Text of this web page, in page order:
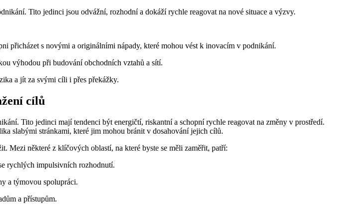
Tito jedinci jsou odvážní, rozhodní a dokáží rychle reagovat na nové situace a výzvy.
přicházet s novými a originálními nápady, které mohou vést k inovacím v podnikání.
výhodou při budování obchodních vztahů a sítí.
a jít za svými cíli i přes překážky.
cílů
Tito jedinci mají tendenci být energičtí, riskantní a schopní rychle reagovat na změny v prostředí.
slabými stránkami, které jim mohou bránit v dosahování jejich cílů.
Mezi některé z klíčových oblastí, na které byste se měli zaměřit, patří:
rychlých impulsivních rozhodnutí.
a týmovou spolupráci.
a přístupům.